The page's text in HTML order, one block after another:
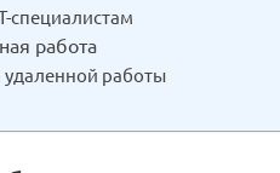
специалистам
работа
работы